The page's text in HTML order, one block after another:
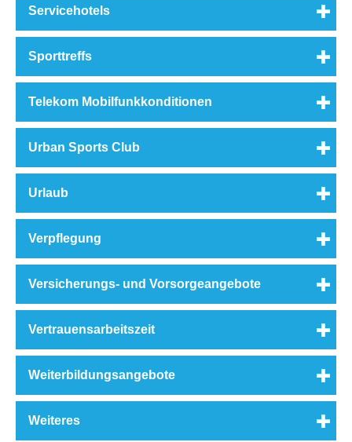
Servicehotels
Sporttreffs
Telekom Mobilfunkkonditionen
Urban Sports Club
Urlaub
Verpflegung
Versicherungs- und Vorsorgeangebote
Vertrauensarbeitszeit
Weiterbildungsangebote
Weiteres